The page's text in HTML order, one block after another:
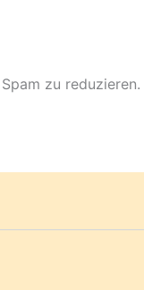
zu reduzieren.